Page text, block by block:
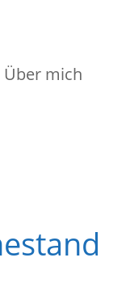
Über mich